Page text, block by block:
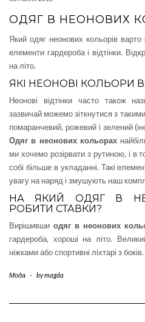
ОДЯГ В НЕОНОВИХ
Який одяг неонових кольорів
елементи гардероба і відтінки.
на літо.
ЯКІ НЕОНОВІ КОЛЬОРИ
Неонові відтінки часто також
зазвичай можемо зіткнутися з
помаранчевий, рожевий і зелений
Одяг в неонових кольорах
ми хочемо розірвати з рутиною, і
собі більше в укладанні. Такі
увагу на наряд і змушують наш
НА ЯКИЙ ОДЯГ В
РОБИТИ СТАВКИ?
Вирішивши одяг в неонових
гардероба, хороші на літо.
ніжками або спортивні ліхтарі з
Мода - bymagda